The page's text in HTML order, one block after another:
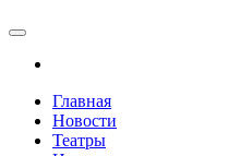
Главная
Новости
Театры